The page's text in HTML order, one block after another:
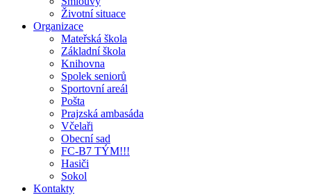
Životní situace
Organizace
Mateřská škola
Základní škola
Knihovna
Spolek seniorů
Sportovní areál
Pošta
Prajzská ambasáda
Včelaři
Obecní sad
FC-B7 TÝM!!!
Hasiči
Sokol
Kontakty